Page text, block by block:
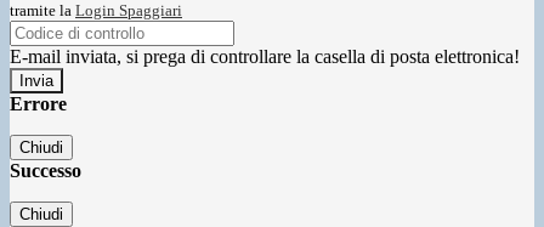
tramite la Login Spaggiari
E-mail inviata, si prega di controllare la casella di posta elettronica!
Errore
Chiudi
Successo
Chiudi